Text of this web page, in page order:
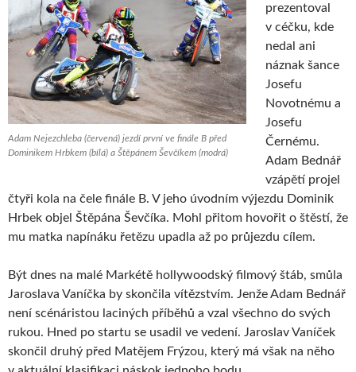
Adam Nejezchleba (červená) jezdí první ve finále B před
Dominikem Hrbkem (bílá) a Štěpánem Ševčíkem (modrá)
prezentoval
v céčku, kde
nedal ani
náznak šance
Josefu
Novotnému a
Josefu
Černému.
Adam Bednář
vzápětí projel
čtyři kola na čele finále B. V jeho úvodním výjezdu Dominik
Hrbek objel Štěpána Ševčíka. Mohl přitom hovořit o štěstí, že
mu matka napínáku řetězu upadla až po průjezdu cílem.
Být dnes na malé Markétě hollywoodský filmový štáb, smůla
Jaroslava Vaníčka by skončila vítězstvím. Jenže Adam Bednář
není scénáristou laciných příběhů a vzal všechno do svých
rukou. Hned po startu se usadil ve vedení. Jaroslav Vaníček
skončil druhý před Matějem Frýzou, který má však na něho